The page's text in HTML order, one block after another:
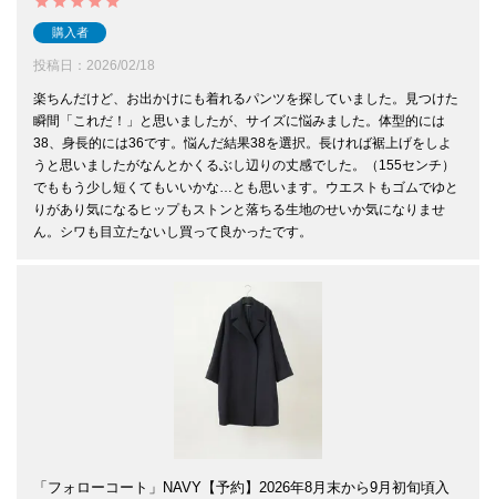
購入者
投稿日 2026/02/18
楽ちんだけど、お出かけにも着れるパンツを探していました。見つけた
瞬間「これだ！」と思いましたが、サイズに悩みました。体型的には
38、身長的には36です。悩んだ結果38を選択。長ければ裾上げをしよ
うと思いましたがなんとかくるぶし辺りの丈感でした。（155センチ）
でももう少し短くてもいいかな…とも思います。ウエストもゴムでゆと
りがあり気になるヒップもストンと落ちる生地のせいか気になりませ
ん。シワも目立たないし買って良かったです。
「フォローコート」NAVY【予約】2026年8月末から9月初旬頃入